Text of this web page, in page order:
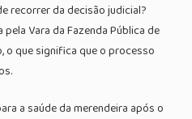
recorrer da decisão judicial?
Vara da Fazenda Pública de
o que significa que o processo
a saúde da merendeira após o